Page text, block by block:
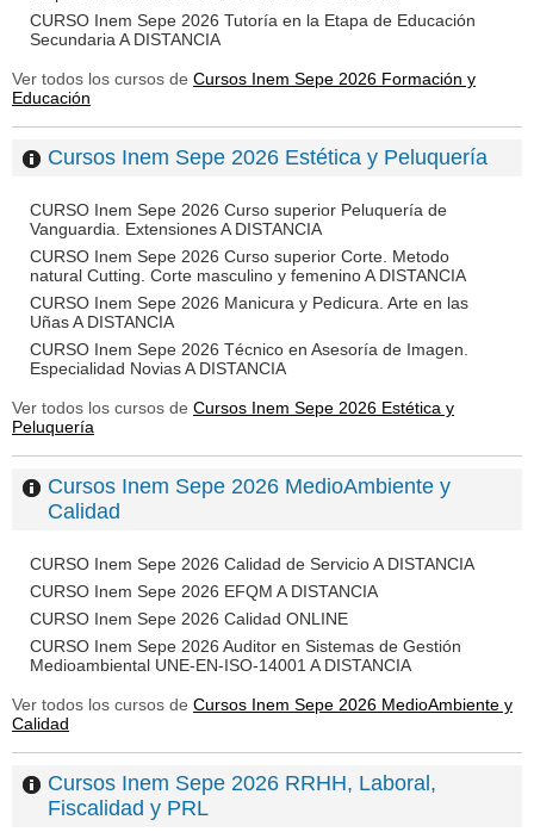
CURSO Inem Sepe 2026 Tutoría en la Etapa de Educación
Secundaria A DISTANCIA
Ver todos los cursos de Cursos Inem Sepe 2026 Formación y
Educación
Cursos Inem Sepe 2026 Estética y Peluquería
CURSO Inem Sepe 2026 Curso superior Peluquería de
Vanguardia. Extensiones A DISTANCIA
CURSO Inem Sepe 2026 Curso superior Corte. Metodo
natural Cutting. Corte masculino y femenino A DISTANCIA
CURSO Inem Sepe 2026 Manicura y Pedicura. Arte en las
Uñas A DISTANCIA
CURSO Inem Sepe 2026 Técnico en Asesoría de Imagen.
Especialidad Novias A DISTANCIA
Ver todos los cursos de Cursos Inem Sepe 2026 Estética y
Peluquería
Cursos Inem Sepe 2026 MedioAmbiente y
Calidad
CURSO Inem Sepe 2026 Calidad de Servicio A DISTANCIA
CURSO Inem Sepe 2026 EFQM A DISTANCIA
CURSO Inem Sepe 2026 Calidad ONLINE
CURSO Inem Sepe 2026 Auditor en Sistemas de Gestión
Medioambiental UNE-EN-ISO-14001 A DISTANCIA
Ver todos los cursos de Cursos Inem Sepe 2026 MedioAmbiente y
Calidad
Cursos Inem Sepe 2026 RRHH, Laboral,
Fiscalidad y PRL